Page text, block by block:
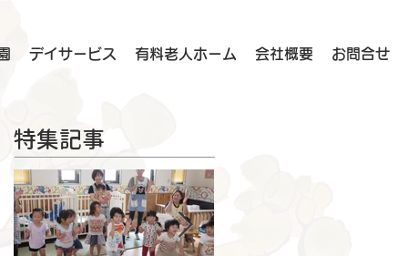
デイサービス 有料老人ホーム 会社概要 お問合せ
特集記事